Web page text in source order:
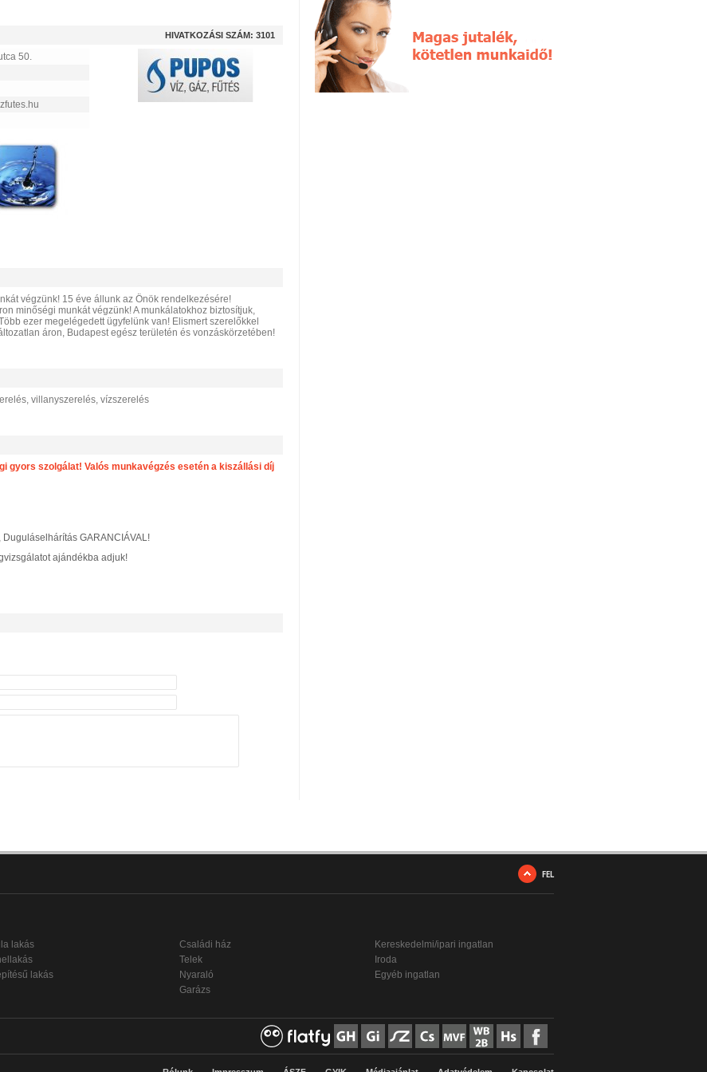
HIVATKOZÁSI SZÁM: 3101
50.
végzünk! 15 éve állunk az Önök rendelkezésére!
minőségi munkát végzünk! A munkálatokhoz biztosítjuk,
ezer megelégedett ügyfelünk van! Elismert szerelőkkel
áron, Budapest egész területén és vonzáskörzetében!
villanyszerelés, vízszerelés
gyors szolgálat! Valós munkavégzés esetén a kiszállási díj
GARANCIÁVAL!
ajándékba adjuk!
FEL
lakás
lakás
Családi ház
Telek
Nyaraló
Garázs
Kereskedelmi/ipari ingatlan
Iroda
Egyéb ingatlan